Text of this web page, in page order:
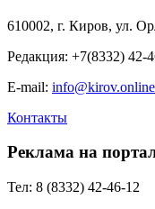
610002, г. Киров, ул.
Редакция: +7(8332) 42-
E-mail: info@kirov.online
Контакты
Реклама на
Тел: 8 (8332) 42-46-12